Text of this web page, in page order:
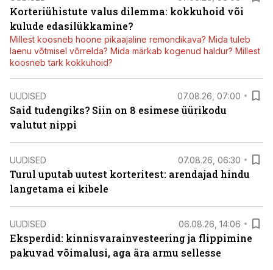
Korteriühistute valus dilemma: kokkuhoid või
kulude edasilükkamine?
Millest koosneb hoone pikaajaline remondikava? Mida tuleb
laenu võtmisel võrrelda? Mida märkab kogenud haldur? Millest
koosneb tark kokkuhoid?
UUDISED 07.08.26, 07:00
Said tudengiks? Siin on 8 esimese üürikodu
valutut nippi
UUDISED 07.08.26, 06:30
Turul uputab uutest korteritest: arendajad hindu
langetama ei kibele
UUDISED 06.08.26, 14:06
Eksperdid: kinnisvarainvesteering ja flippimine
pakuvad võimalusi, aga ära armu sellesse